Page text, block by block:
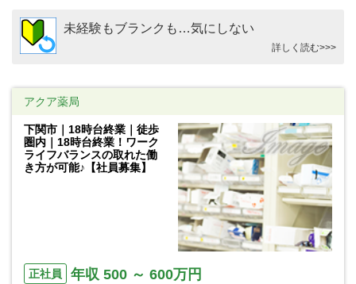
未経験もブランクも…気にしない
詳しく読む>>>
アクア薬局
下関市｜18時台終業｜徒歩
圏内｜18時台終業！ワーク
ライフバランスの取れた働
き方が可能♪【社員募集】
正社員 年収 500 ～ 600万円